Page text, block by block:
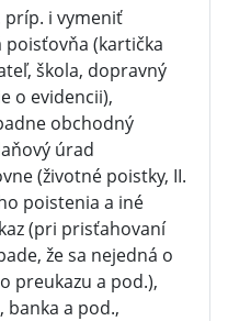
príp. i vymeniť
poisťovňa (kartička
škola, dopravný
o evidencii),
obchodný
úrad
(životné poistky, II.
poistenia a iné
(pri prisťahovaní
že sa nejedná o
preukazu a pod.),
banka a pod.,